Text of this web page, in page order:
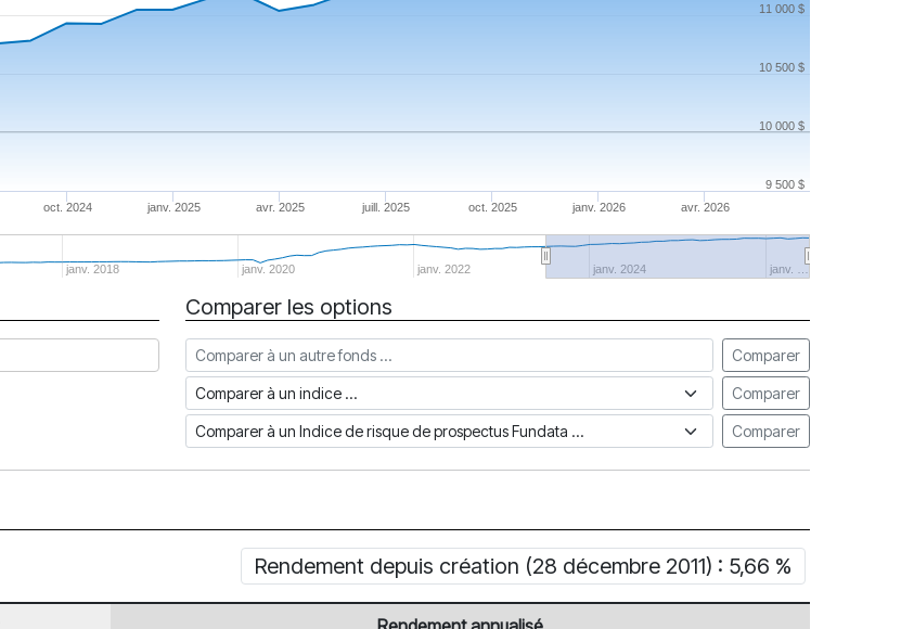
janv. 2025 janv. 2026
oct. 2024 avr. 2025 juill. 2025 oct. 2025 avr. 2026
janv. 2018 janv. 2020 janv. 2022 janv. 2024 janv. …
10 000 $
9 500 $
10 500 $
11 000 $
Comparer les options
Comparer à un autre fonds Comparer
Comparer à un indice Comparer
Comparer à un Indice de risque de prospectus Fundata Comparer
Rendement depuis création (28 décembre 2011) : 5,66 %